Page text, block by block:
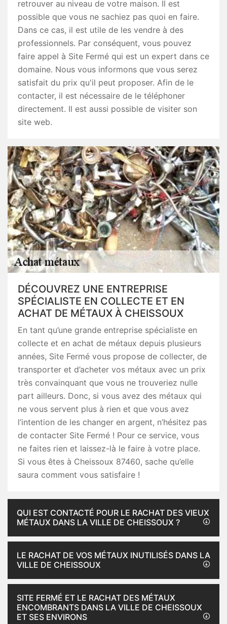
retrouver au niveau de votre maison. Il est
possible que vous ne sachiez pas quoi en faire.
Dans ce cas, il est utile de les vendre à des
professionnels. Par conséquent, vous pouvez
faire appel à Site Fermé qui est un expert dans ce
domaine. Nous vous informons que vous serez
satisfait du prix qu'il peut proposer. Afin de le
contacter, il est nécessaire de le téléphoner
directement. Il est aussi possible de visiter son
site web.
DÉCOUVREZ UNE ENTREPRISE
SPÉCIALISTE EN COLLECTE ET EN
ACHAT DE MÉTAUX À CHEISSOUX
En tant qu’une grande entreprise spécialiste en
collecte et en achat de métaux depuis plusieurs
années, Site Fermé vous propose de collecter, de
transporter et d’acheter vos métaux avec un prix
très convainquant que vous ne trouveriez nulle
part ailleurs. Donc, si vous avez des métaux qui
ne vous servent plus à rien et que vous avez
l’intention de les changer en argent, n’hésitez pas
de contacter Site Fermé ! Pour ce service, vous
ne faites rien et laissez-là le faire à votre place.
Si vous êtes à Cheissoux 87460, sache qu’elle
saura comment vous satisfaire !
QUI EST CONTACTÉ POUR LE RACHAT DES VIEUX
MÉTAUX DANS LA VILLE DE CHEISSOUX ?
LE RACHAT DE VOS MÉTAUX INUTILISÉS DANS LA
VILLE DE CHEISSOUX
SITE FERMÉ ET LE RACHAT DES MÉTAUX
ENCOMBRANTS DANS LA VILLE DE CHEISSOUX
ET SES ENVIRONS